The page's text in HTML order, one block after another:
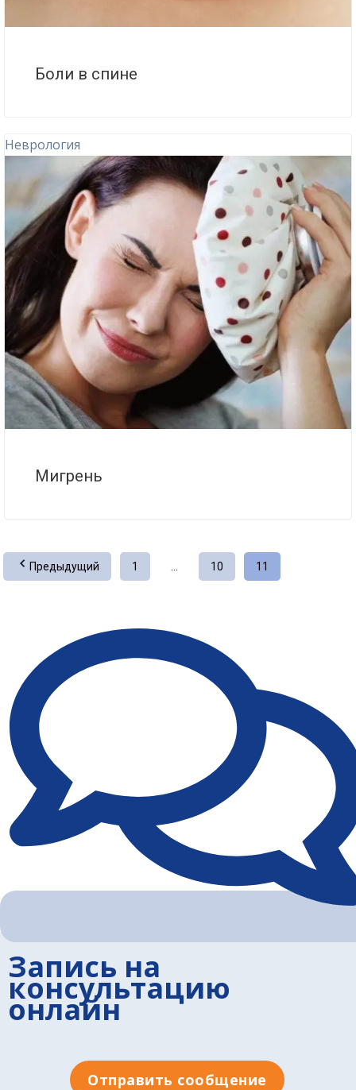
Боли в спине
Неврология
Мигрень
Пагинация
Предыдущий 1 … 10 11
Запись на
консультацию
онлайн
Отправить сообщение